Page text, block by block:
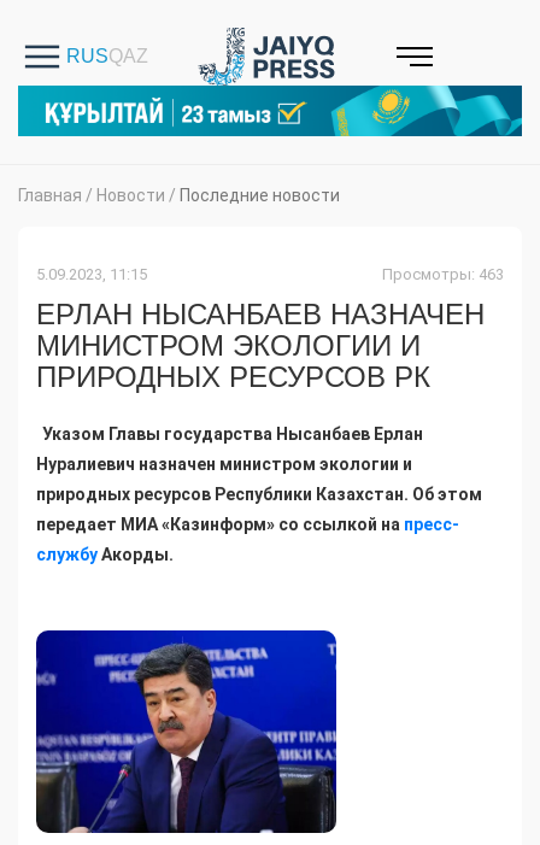
Главная / Новости / Последние новости
5.09.2023, 11:15 Просмотры: 463
ЕРЛАН НЫСАНБАЕВ НАЗНАЧЕН
МИНИСТРОМ ЭКОЛОГИИ И
ПРИРОДНЫХ РЕСУРСОВ РК
Указом Главы государства Нысанбаев Ерлан
Нуралиевич назначен министром экологии и
природных ресурсов Республики Казахстан. Об этом
передает МИА «Казинформ» со ссылкой на пресс-
службуАкорды.